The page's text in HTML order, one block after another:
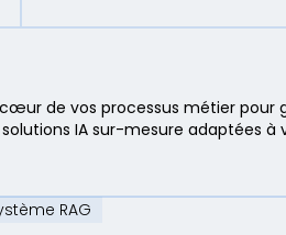
de vos processus métier pour
IA sur-mesure adaptées
RAG